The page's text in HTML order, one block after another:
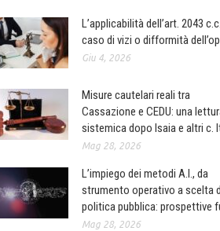
L’applicabilità dell’art. 2043
caso di vizi o difformità
Giu 4, 2026
Misure cautelari reali tra
Cassazione e CEDU: una
sistemica dopo Isaia e altri c.
Mag 28, 2026
L’impiego dei metodi A.I., da
strumento operativo a scelta
politica pubblica: prospettive
Mag 28, 2026